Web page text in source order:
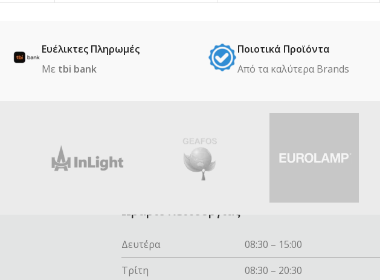
Ευέλικτες Πληρωμές
Με tbi bank
Ποιοτικά Προϊόντα
Από τα καλύτερα Βrands
Ωράριο λειτουργίας
Δευτέρα
08:30 – 15:00
Τρίτη
08:30 – 20:30